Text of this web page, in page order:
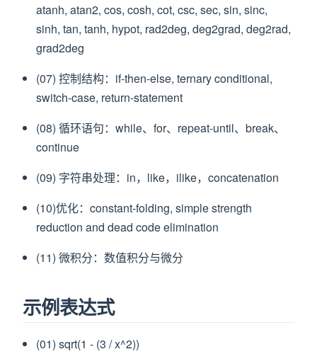
atanh, atan2, cos, cosh, cot, csc, sec, sin, sinc,
sinh, tan, tanh, hypot, rad2deg, deg2grad, deg2rad,
grad2deg
(07) 控制结构：if-then-else, ternary conditional,
switch-case, return-statement
(08) 循环语句：while、for、repeat-until、break、
continue
(09) 字符串处理：in，like，ilike，concatenation
(10)优化：constant-folding, simple strength
reduction and dead code elimination
(11) 微积分：数值积分与微分
示例表达式
(01) sqrt(1 - (3 / x^2))